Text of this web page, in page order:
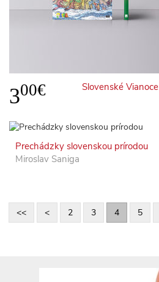
300€ Slovenské Vianoce
Prechádzky slovenskou prírodou
Miroslav Saniga
<< < 2 3 4 5